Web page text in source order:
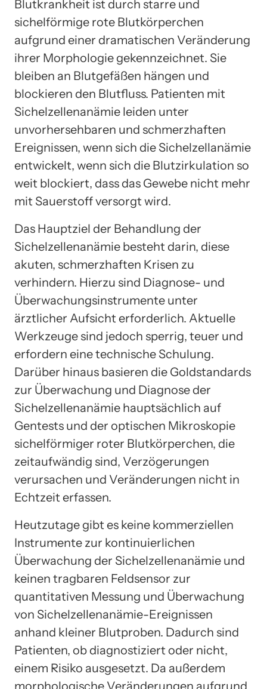
Blutkrankheit ist durch starre und
sichelförmige rote Blutkörperchen
aufgrund einer dramatischen Veränderung
ihrer Morphologie gekennzeichnet. Sie
bleiben an Blutgefäßen hängen und
blockieren den Blutfluss. Patienten mit
Sichelzellenanämie leiden unter
unvorhersehbaren und schmerzhaften
Ereignissen, wenn sich die Sichelzellanämie
entwickelt, wenn sich die Blutzirkulation so
weit blockiert, dass das Gewebe nicht mehr
mit Sauerstoff versorgt wird.
Das Hauptziel der Behandlung der
Sichelzellenanämie besteht darin, diese
akuten, schmerzhaften Krisen zu
verhindern. Hierzu sind Diagnose- und
Überwachungsinstrumente unter
ärztlicher Aufsicht erforderlich. Aktuelle
Werkzeuge sind jedoch sperrig, teuer und
erfordern eine technische Schulung.
Darüber hinaus basieren die Goldstandards
zur Überwachung und Diagnose der
Sichelzellenanämie hauptsächlich auf
Gentests und der optischen Mikroskopie
sichelförmiger roter Blutkörperchen, die
zeitaufwändig sind, Verzögerungen
verursachen und Veränderungen nicht in
Echtzeit erfassen.
Heutzutage gibt es keine kommerziellen
Instrumente zur kontinuierlichen
Überwachung der Sichelzellenanämie und
keinen tragbaren Feldsensor zur
quantitativen Messung und Überwachung
von Sichelzellenanämie-Ereignissen
anhand kleiner Blutproben. Dadurch sind
Patienten, ob diagnostiziert oder nicht,
einem Risiko ausgesetzt. Da außerdem
morphologische Veränderungen aufgrund